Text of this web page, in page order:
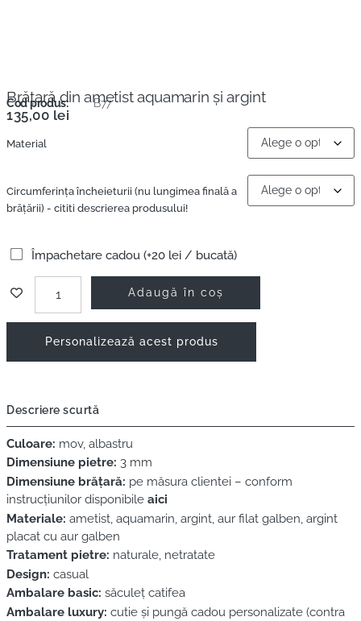
Brățară din ametist aquamarin și argint
Cod produs: B77
135,00 lei
Material
Circumferinţa încheieturii (nu lungimea finală a
brățării) - cititi descrierea produsului!
Împachetare cadou (+20 lei / bucată)
Adaugă în coș
Personalizează acest produs
Descriere scurtă
Culoare: mov, albastru
Dimensiune pietre: 3 mm
Dimensiune brățară: pe măsura clientei – conform
instrucțiunilor disponibile aici
Materiale: ametist, aquamarin, argint, aur filat galben, argint
placat cu aur galben
Tratament pietre: naturale, netratate
Design: casual
Ambalare basic: săculeț catifea
Ambalare luxury: cutie și pungă cadou personalizate (contra